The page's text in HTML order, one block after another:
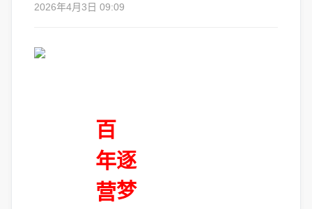
2026年4月3日 09:09
百
年
营
逐
梦